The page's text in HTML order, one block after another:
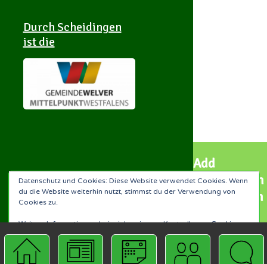
Datenschutz und Cookies: Diese Website verwendet Cookies. Wenn
du die Website weiterhin nutzt, stimmst du der Verwendung von
Cookies zu.
Weitere Informationen, beispielsweise zur Kontrolle von Cookies,
findest du hier:Unsere Datenschutzerklärung
Durch Scheidingen
ist die
Scheidingen-APP
Add
Scheidingen
und Illingen
installieren